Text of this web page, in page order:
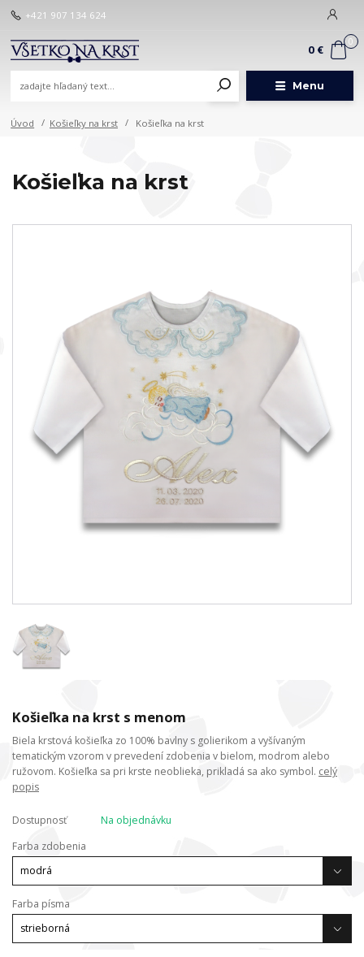
Menu
+421 907 134 624
0
0 €
Úvod Košieľky na krst Košieľka na krst
Košieľka na krst
Košieľka na krst s menom
Biela krstová košieľka zo 100% bavlny s golierikom a vyšívaným
tematickým vzorom v prevedení zdobenia v bielom, modrom alebo
ružovom. Košieľka sa pri krste neoblieka, prikladá sa ako symbol. celý
popis
Dostupnosť
Na objednávku
Farba zdobenia
Farba písma